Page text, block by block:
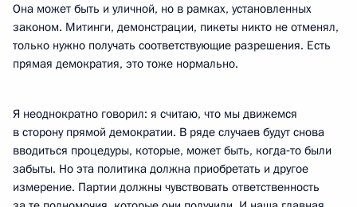
Она может быть и уличной, но в рамках, установленных
законом. Митинги, демонстрации, пикеты никто не отменял,
только нужно получать соответствующие разрешения. Есть
прямая демократия, это тоже нормально.
Я неоднократно говорил: я считаю, что мы движемся
в сторону прямой демократии. В ряде случаев будут снова
вводиться процедуры, которые, может быть, когда‑то были
забыты. Но эта политика должна приобретать и другое
измерение. Партии должны чувствовать ответственность